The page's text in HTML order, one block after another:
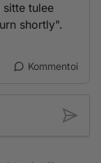
sitte tulee
shortly".
Kommentoi